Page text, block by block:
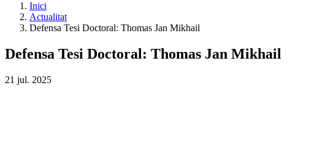
Inici
Actualitat
Defensa Tesi Doctoral: Thomas Jan Mikhail
Defensa Tesi Doctoral: Thomas Jan Mikhail
21 jul. 2025